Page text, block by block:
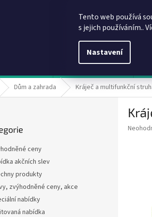
Tento web používá
s jejich používáním..
Nastavení
Dům a zahrada Kráječ a multifunkční
ceny
akčních slev
produkty
zvýhodněné ceny, akce
nabídky
nabídka